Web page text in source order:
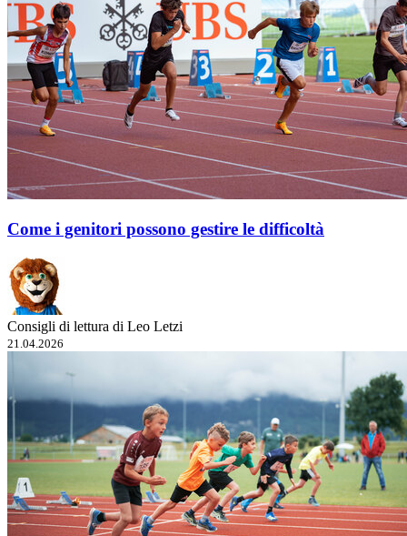
Come i genitori possono gestire le difficoltà
Consigli di lettura di Leo Letzi
21.04.2026